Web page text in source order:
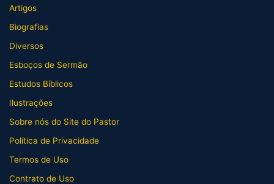
Artigos
Biografias
Diversos
Esboços de Sermão
Estudos Bíblicos
Ilustrações
Sobre nós do Site do Pastor
Política de Privacidade
Termos de Uso
Contrato de Uso